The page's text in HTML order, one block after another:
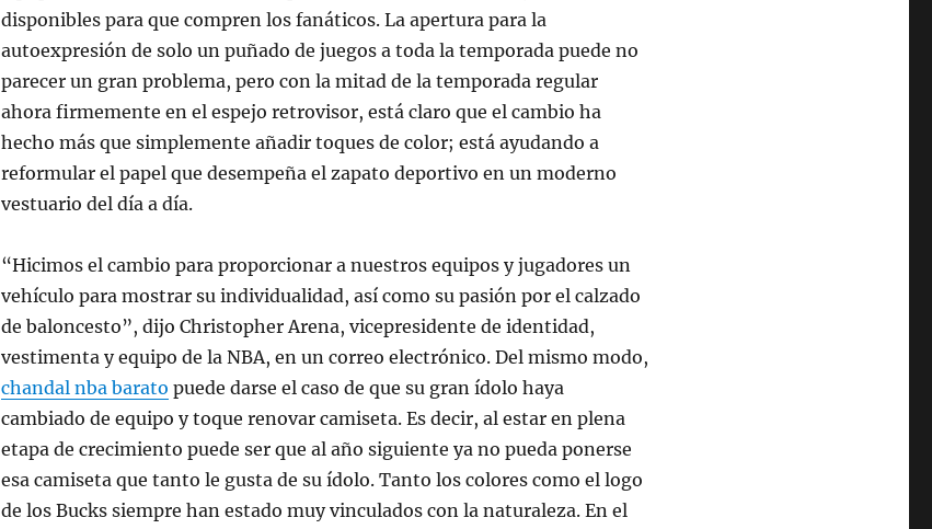
disponibles para que compren los fanáticos. La apertura para la
autoexpresión de solo un puñado de juegos a toda la temporada puede no
parecer un gran problema, pero con la mitad de la temporada regular
ahora firmemente en el espejo retrovisor, está claro que el cambio ha
hecho más que simplemente añadir toques de color; está ayudando a
reformular el papel que desempeña el zapato deportivo en un moderno
vestuario del día a día.
“Hicimos el cambio para proporcionar a nuestros equipos y jugadores un
vehículo para mostrar su individualidad, así como su pasión por el calzado
de baloncesto”, dijo Christopher Arena, vicepresidente de identidad,
vestimenta y equipo de la NBA, en un correo electrónico. Del mismo modo,
chandal nba barato puede darse el caso de que su gran ídolo haya
cambiado de equipo y toque renovar camiseta. Es decir, al estar en plena
etapa de crecimiento puede ser que al año siguiente ya no pueda ponerse
esa camiseta que tanto le gusta de su ídolo. Tanto los colores como el logo
de los Bucks siempre han estado muy vinculados con la naturaleza. En el